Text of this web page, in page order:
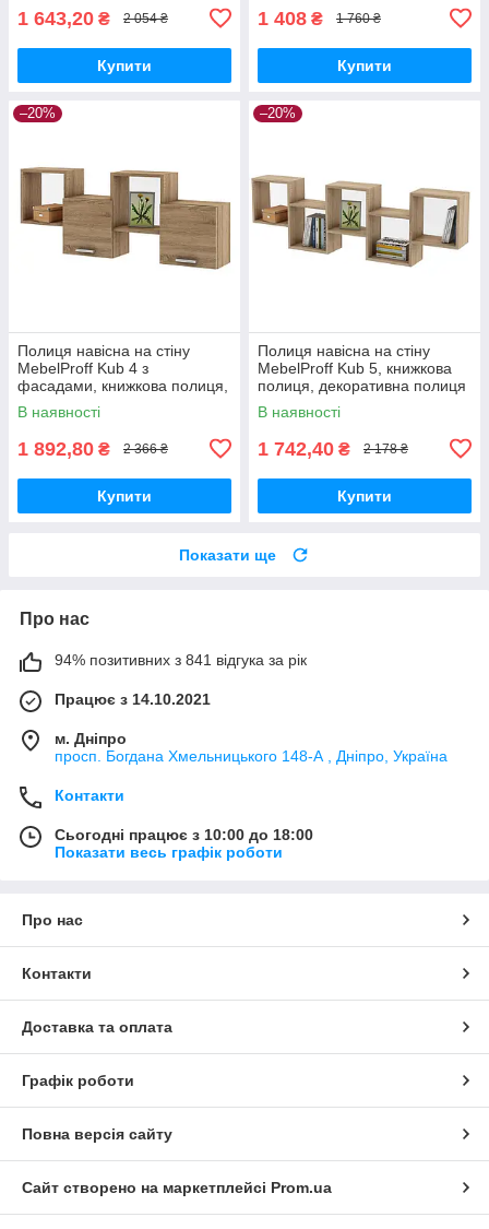
1 643,20 ₴ 2 054 ₴
Купити
1 408 ₴ 1 760 ₴
Купити
–20%
Полиця навісна на стіну
MebelProff Kub 4 з
фасадами, книжкова полиця,
декоративна полиця в
кімнату, будинок.
В наявності
1 892,80 ₴ 2 366 ₴
Купити
–20%
Полиця навісна на стіну
MebelProff Kub 5, книжкова
полиця, декоративна полиця
в кімнату, будинок.
В наявності
1 742,40 ₴ 2 178 ₴
Купити
Показати ще
Про нас
94% позитивних з 841 відгука за рік
Працює з 14.10.2021
м. Дніпро
просп. Богдана Хмельницького 148-А , Дніпро, Україна
Контакти
Сьогодні працює з 10:00 до 18:00
Показати весь графік роботи
Про нас
Контакти
Доставка та оплата
Графік роботи
Повна версія сайту
Сайт створено на маркетплейсі Prom.ua